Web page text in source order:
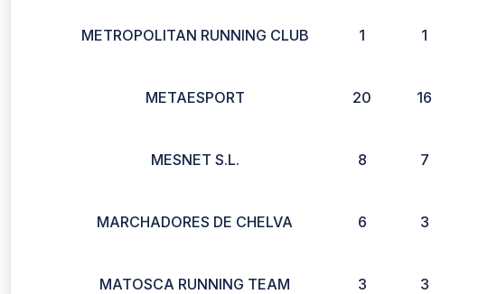
METROPOLITAN RUNNING CLUB 1 1
METAESPORT 20 16
MESNET S.L. 8 7
MARCHADORES DE CHELVA 6 3
MATOSCA RUNNING TEAM 3 3